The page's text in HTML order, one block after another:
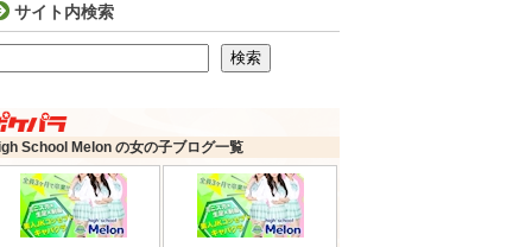
サイト内検索
検索